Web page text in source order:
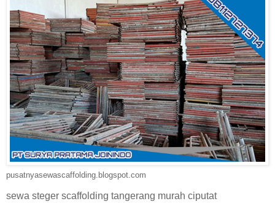
pusatnyasewascaffolding.blogspot.com
sewa steger scaffolding tangerang murah ciputat